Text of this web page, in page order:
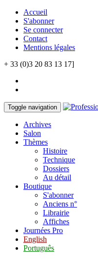
Accueil
S'abonner
Se connecter
Contact
Mentions légales
+ 33 (0)3 20 83 13 17]
Toggle navigation
Archives
Salon
Thèmes
Histoire
Technique
Dossiers
Au détail
Boutique
S'abonner
Anciens n°
Librairie
Affiches
Journées Pro
English
Português